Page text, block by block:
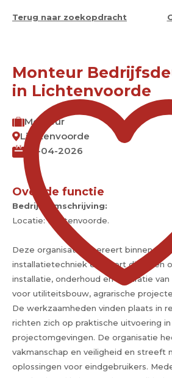
Terug naar zoekopdracht
Monteur
in Lichtenvoorde
Monteur
Lichtenvoorde
28-04-2026
Over de functie
Bedrijfsomschrijving:
Locatie: Lichtenvoorde.
Deze organisatie opereert binnen de
installatietechniek en levert diensten
installatie, onderhoud en reparatie
voor utiliteitsbouw, agrarische
De werkzaamheden vinden plaats in
richten zich op praktische uitvoering
projectomgevingen. De organisatie
vakmanschap en veiligheid en streeft
oplossingen voor eindgebruikers.